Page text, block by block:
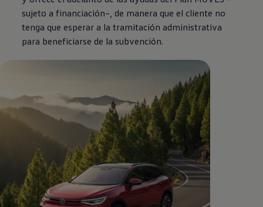
sujeto a financiación–, de manera que el cliente no
tenga que esperar a la tramitación administrativa
para beneficiarse de la subvención.